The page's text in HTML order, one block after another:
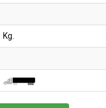
Kg.